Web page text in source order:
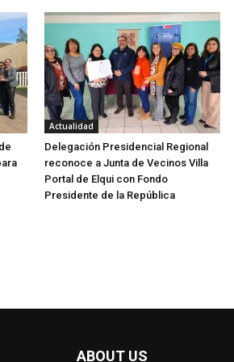
Actualidad
Delegación Presidencial Regional
reconoce a Junta de Vecinos Villa
Portal de Elqui con Fondo
Presidente de la República
ABOUT US